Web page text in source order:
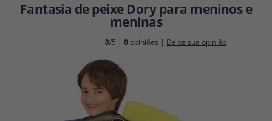
É a minha primeira vez
Sou novo
Ao criar uma conta em disfracestuyyo.pt
compras rapidamente em nossa loja virtual, verificar o status de seus
pedidos e consultar suas operações anteriores.
Vá em frente! Estávamos esperando por você.
Fantasia de peixe Dory para meninos e
meninas
0/5 |0 opiniões | Deixe sua opinião